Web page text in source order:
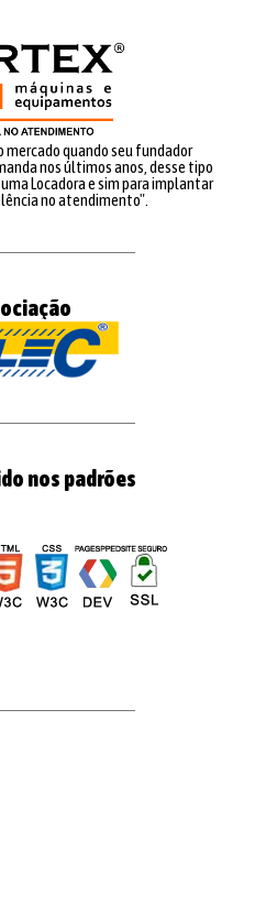
mercado quando seu fundador
nos últimos anos, desse tipo
Locadora e sim para implantar
no atendimento".
nos padrões